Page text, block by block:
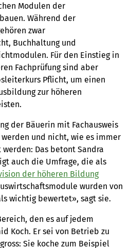
Modulen der
Während der
zwar
Buchhaltung und
Für den Einstieg in
Fachprüfung sind aber
Pflicht, um einen
zur höheren
der Bäuerin mit Fachausweis
und nicht, wie es immer
Das betont Sandra
auch die Umfrage, die als
der höheren Bildung
wurden von
wichtig bewertet», sagt sie.
den es auf jedem
Koch. Er sei von Betrieb zu
Sie koche zum Beispiel